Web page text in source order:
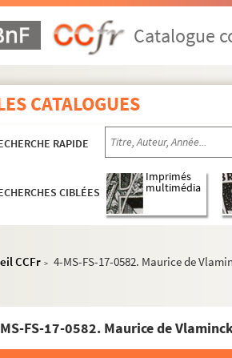
Catalogue
CATALOGUES
RAPIDE
CIBLÉES
Imprimés
multimédia
CCFr > 4-MS-FS-17-0582. Maurice de
FS-17-0582. Maurice de